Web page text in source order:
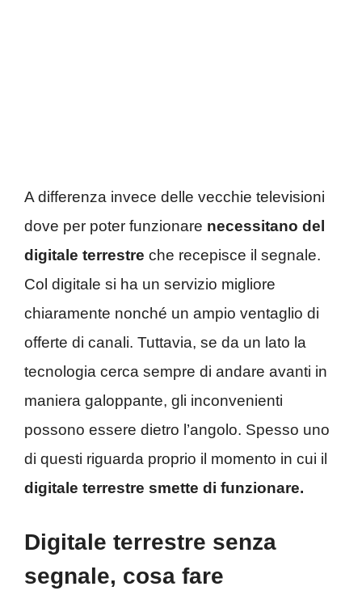
A differenza invece delle vecchie televisioni
dove per poter funzionare necessitano del
digitale terrestre che recepisce il segnale.
Col digitale si ha un servizio migliore
chiaramente nonché un ampio ventaglio di
offerte di canali. Tuttavia, se da un lato la
tecnologia cerca sempre di andare avanti in
maniera galoppante, gli inconvenienti
possono essere dietro l’angolo. Spesso uno
di questi riguarda proprio il momento in cui il
digitale terrestre smette di funzionare.
Digitale terrestre senza
segnale, cosa fare